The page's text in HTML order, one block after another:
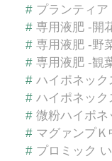
# プランティ
# 専用液肥 -開
# 専用液肥 -野
# 専用液肥 -観
# ハイポネック
# ハイポネック
# 微粉ハイポネ
# マグァンプＫ
# プロミック